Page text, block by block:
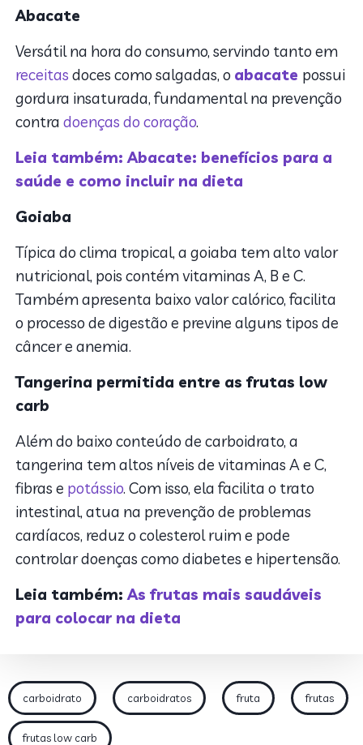
Abacate
Versátil na hora do consumo, servindo tanto em
receitas doces como salgadas, o abacate possui
gordura insaturada, fundamental na prevenção
contradoenças do coração.
Leia também: Abacate: benefícios para a
saúde e como incluir na dieta
Goiaba
Típica do clima tropical, a goiaba tem alto valor
nutricional, pois contém vitaminas A, B e C.
Também apresenta baixo valor calórico, facilita
o processo de digestão e previne alguns tipos de
câncer e anemia.
Tangerina permitida entre as frutas low
carb
Além do baixo conteúdo de carboidrato, a
tangerina tem altos níveis de vitaminas A e C,
fibras e potássio. Com isso, ela facilita o trato
intestinal, atua na prevenção de problemas
cardíacos, reduz o colesterol ruim e pode
controlar doenças como diabetes e hipertensão.
Leia também:As frutas mais saudáveis
para colocar na dieta
carboidrato carboidratos fruta frutas
frutas low carb